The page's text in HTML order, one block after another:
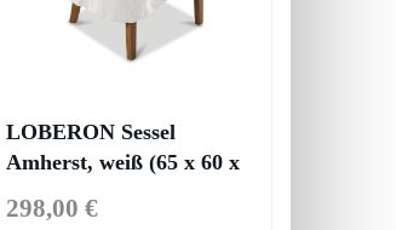
LOBERON Sessel
Amherst, weiß (65 x 60 x
298,00 €